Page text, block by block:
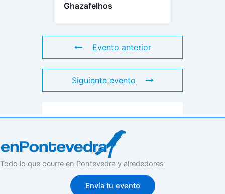
Ghazafelhos
Evento anterior
Siguiente evento
Todo lo que ocurre en Pontevedra y alrededores
Envía tu evento